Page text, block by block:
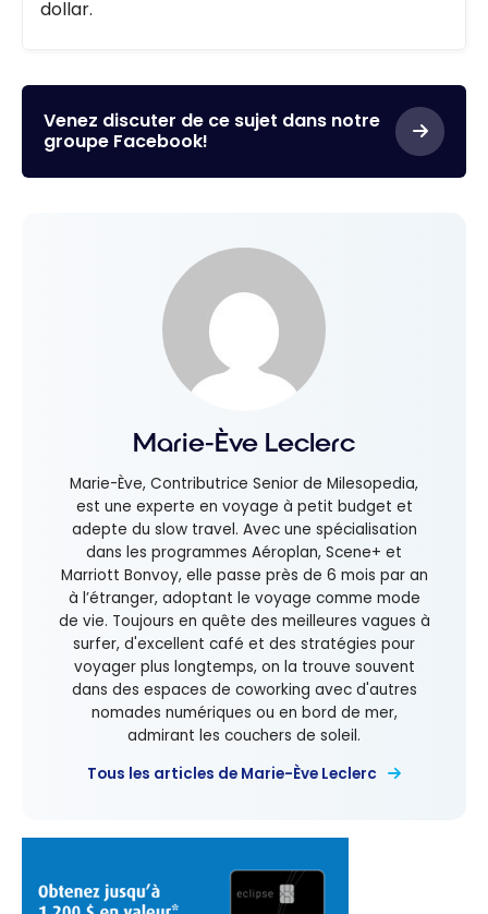
dollar.
Venez discuter de ce sujet dans notre
groupe Facebook!
Marie-Ève Leclerc
Marie-Ève, Contributrice Senior de Milesopedia,
est une experte en voyage à petit budget et
adepte du slow travel. Avec une spécialisation
dans les programmes Aéroplan, Scene+ et
Marriott Bonvoy, elle passe près de 6 mois par an
à l’étranger, adoptant le voyage comme mode
de vie. Toujours en quête des meilleures vagues à
surfer, d'excellent café et des stratégies pour
voyager plus longtemps, on la trouve souvent
dans des espaces de coworking avec d'autres
nomades numériques ou en bord de mer,
admirant les couchers de soleil.
Tous les articles de Marie-Ève Leclerc